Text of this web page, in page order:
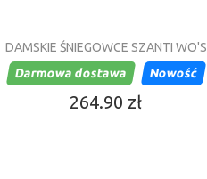
DAMSKIE ŚNIEGOWCE SZANTI WO'S
Darmowa dostawa
Nowość
264.90 zł